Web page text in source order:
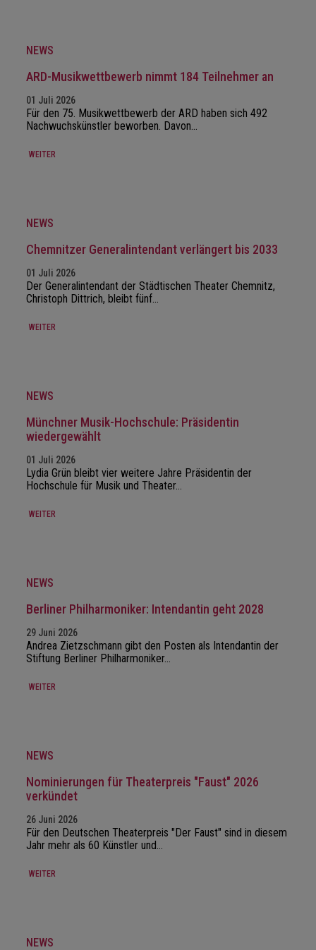
NEWS
ARD-Musikwettbewerb nimmt 184 Teilnehmer an
01 Juli 2026
Für den 75. Musikwettbewerb der ARD haben sich 492
Nachwuchskünstler beworben. Davon…
WEITER
NEWS
Chemnitzer Generalintendant verlängert bis 2033
01 Juli 2026
Der Generalintendant der Städtischen Theater Chemnitz,
Christoph Dittrich, bleibt fünf…
WEITER
NEWS
Münchner Musik-Hochschule: Präsidentin
wiedergewählt
01 Juli 2026
Lydia Grün bleibt vier weitere Jahre Präsidentin der
Hochschule für Musik und Theater…
WEITER
NEWS
Berliner Philharmoniker: Intendantin geht 2028
29 Juni 2026
Andrea Zietzschmann gibt den Posten als Intendantin der
Stiftung Berliner Philharmoniker…
WEITER
NEWS
Nominierungen für Theaterpreis "Faust" 2026
verkündet
26 Juni 2026
Für den Deutschen Theaterpreis "Der Faust" sind in diesem
Jahr mehr als 60 Künstler und…
WEITER
NEWS